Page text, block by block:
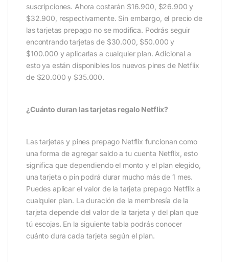
suscripciones. Ahora costarán $16.900, $26.900 y
$32.900, respectivamente. Sin embargo, el precio de
las tarjetas prepago no se modifica. Podrás seguir
encontrando tarjetas de $30.000, $50.000 y
$100.000 y aplicarlas a cualquier plan. Adicional a
esto ya están disponibles los nuevos pines de Netflix
de $20.000 y $35.000.
¿Cuánto duran las tarjetas regalo Netflix?
Las tarjetas y pines prepago Netflix funcionan como
una forma de agregar saldo a tu cuenta Netflix, esto
significa que dependiendo el monto y el plan elegido,
una tarjeta o pin podrá durar mucho más de 1 mes.
Puedes aplicar el valor de la tarjeta prepago Netflix a
cualquier plan. La duración de la membresía de la
tarjeta depende del valor de la tarjeta y del plan que
tú escojas. En la siguiente tabla podrás conocer
cuánto dura cada tarjeta según el plan.